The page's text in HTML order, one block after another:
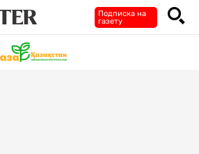
Подписка на
газету